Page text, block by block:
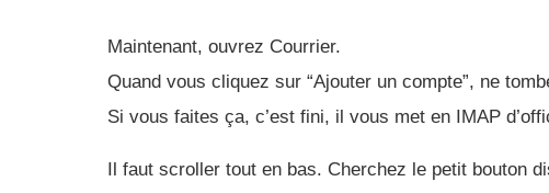
Maintenant, ouvrez Courrier.
Quand vous cliquez sur “Ajouter un compte”, ne
Si vous faites ça, c’est fini, il vous met en IMAP
Il faut scroller tout en bas. Cherchez le petit bouton